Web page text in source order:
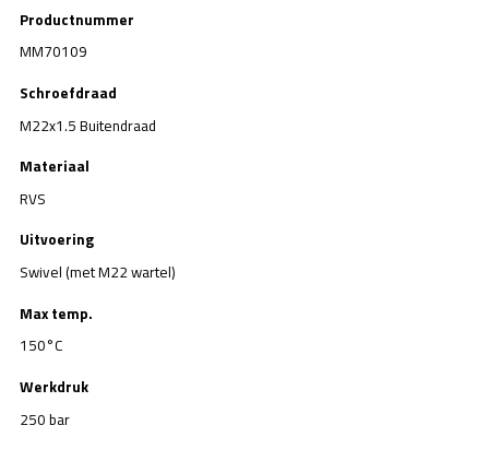
Productnummer
MM70109
Schroefdraad
M22x1.5 Buitendraad
Materiaal
RVS
Uitvoering
Swivel (met M22 wartel)
Max temp.
150°C
Werkdruk
250 bar